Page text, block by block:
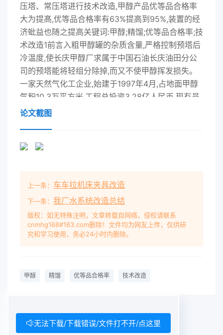
压塔、常压塔进行技术改造,甲醇产品优等品合格率
大为提髙,优等品合格率有63%提高到95%,装置的经
济蚍益也随之提高关键词:甲醇;精馏;优等品合格率;技
术改造1前言入粗甲醇罐的杂质含量,严格控制预塔后
冷温度,使长庆甲醇厂求属于中国石油长庆油田分公
司的预塔能将轻组分除掉,而又不使甲醇挥发损失。
一家天然气化工企业,始建于1997年4月,占地面甲醇
气积10.3万平方米,工程总投资3.28亿人民币,现有员
工289人,设计生产符合美国O-M-232J“AA级标准和
格品,这就严重影响了甲醇装置的常压塔荐沸器经济
的运行,精甲醇优等品合格率达到95%以上,装置回流
糟←运行平稳。图2常压塔技改流程示意图2主要改
造内容及方案3改造后工艺流程简述长庆甲醇厂为提
高甲醇优等品合格率,更换或由合成工序闪蒸槽来的
粗甲醇在正常情况下直新增主要设备有换热器2台,空
低于合成工序装置改造主要内容包括以下几个方面
泵送至粗甲醇预热器。回炼杂质高的粗甲醇对常压塔
采出质量的影响。预塔顶出来的蒸汽温度为73.6℃,
论文截图
上一条： 车车拉机床夹具改造
下一条： 我厂水系统改造总结
版权：如无特殊注明，文章转载自网络，侵权请联系
cnmhg168#163.com删除！文件均为网友上传，仅供研
究和学习使用，务必24小时内删除。
甲醇 精馏 优等品合格率 技术改造
无法下载/下载错误/文件打不开/点这里